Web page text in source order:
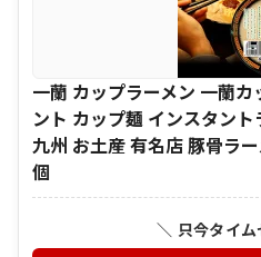
一蘭 カップラーメン 一蘭
ント カップ麺 インスタン
九州 お土産 有名店 豚骨ラ
個
＼ 只今タイ